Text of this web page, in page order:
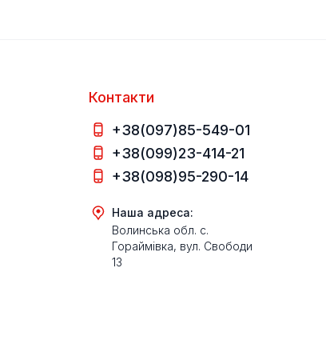
Контакти
+38(097)85-549-01
+38(099)23-414-21
+38(098)95-290-14
Наша адреса:
Волинська обл. с.
Гораймівка, вул. Свободи
13